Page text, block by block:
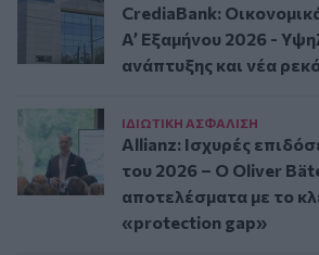
CrediaBank:
A’ Εξαμήνου 2026 -
ανάπτυξης και νέα
ΙΔΙΩΤΙΚΗ ΑΣΦAΛΙΣΗ
Allianz: Ισχυρές
του 2026 – Ο Oliver
αποτελέσματα με το
«protection gap»